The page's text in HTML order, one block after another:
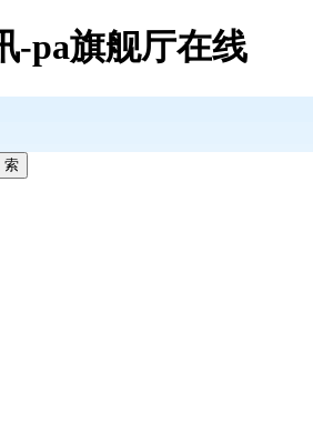
-pa旗舰厅在线